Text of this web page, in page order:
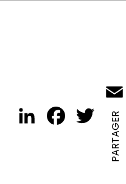
LinkedInFacebook
Twitter